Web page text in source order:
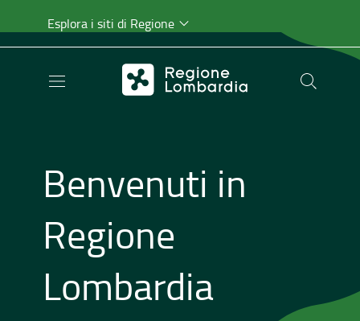
Esplora i siti di Regione
Benvenuti in
Regione
Lombardia